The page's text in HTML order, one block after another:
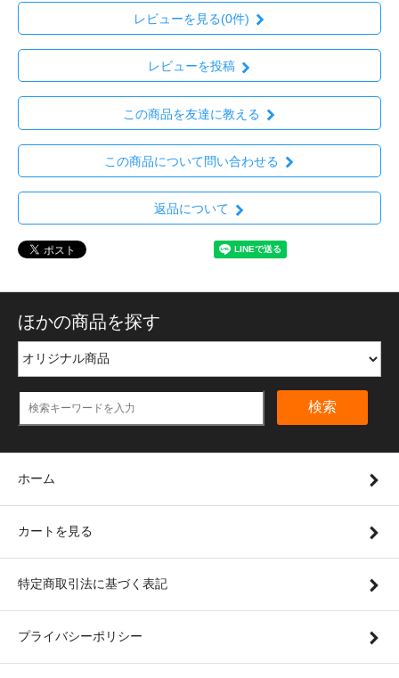
レビューを見る(0件)
レビューを投稿
この商品を友達に教える
この商品について問い合わせる
返品について
ほかの商品を探す
検索
ホーム
カートを見る
特定商取引法に基づく表記
プライバシーポリシー